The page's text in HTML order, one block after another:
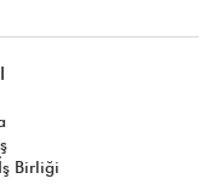
Birliği